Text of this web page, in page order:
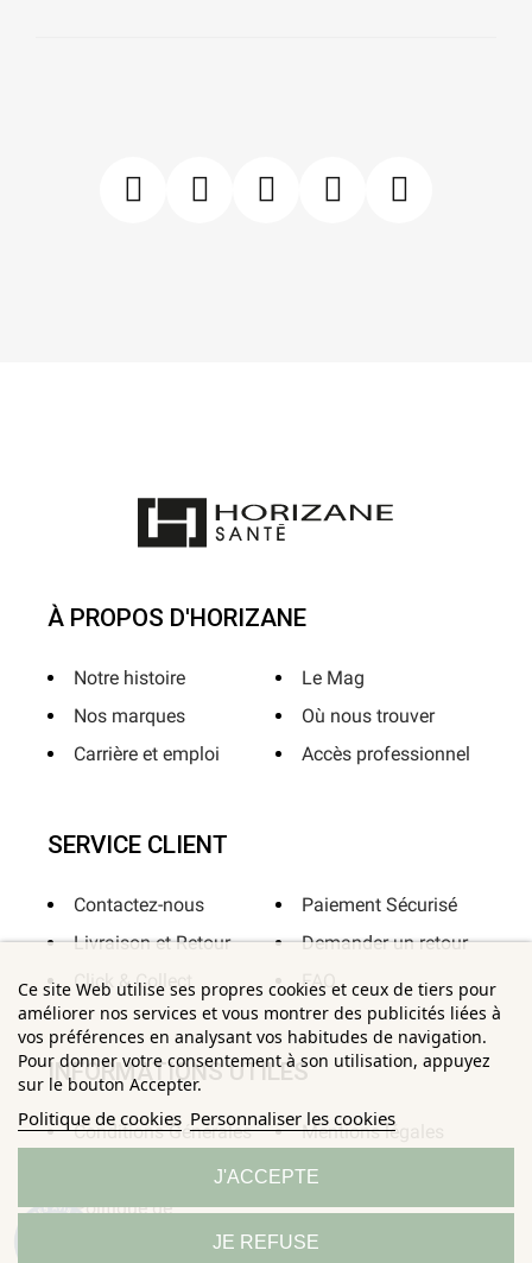
Ce site Web utilise ses propres cookies et ceux de tiers pour
améliorer nos services et vous montrer des publicités liées à
vos préférences en analysant vos habitudes de navigation.
Pour donner votre consentement à son utilisation, appuyez
sur le bouton Accepter.
Politique de cookies Personnaliser les cookies
JE REFUSE
J'ACCEPTE
À PROPOS D'HORIZANE
Notre histoire
Nos marques
Carrière et emploi
Le Mag
Où nous trouver
Accès professionnel
SERVICE CLIENT
Contactez-nous
Livraison et Retour
Click & Collect
Paiement Sécurisé
Demander un retour
FAQ
INFORMATIONS UTILES
Conditions Générales
Politique de
Mentions légales
Sitemap